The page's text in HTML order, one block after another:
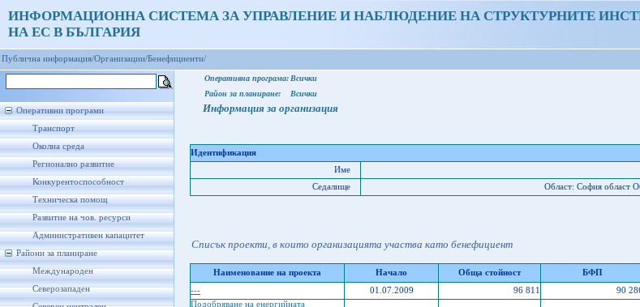
ИНФОРМАЦИОННА СИСТЕМА ЗА УПРАВЛЕНИЕ И НАБЛЮДЕНИЕ НА СТРУКТУРНИТЕ
НА ЕС В БЪЛГАРИЯ
Публична информация/Организации/Бенефициенти/
Оперативни програми
Транспорт
Околна среда
Регионално развитие
Конкурентоспособност
Техническа помощ
Развитие на чов. ресурси
Административен капацитет
Райони за планиране
Международен
Северозападен
Оперативна програма: Всички
Район за планиране:
Всички
Информация за организация
Идентификация
Име
Седалище
Област: София област
Списък проекти, в които организацията участва като бенефициент
Наименование на проекта Начало Обща стойност БФП
---
01.07.2009 96 811 90
Подобряване на енергийната